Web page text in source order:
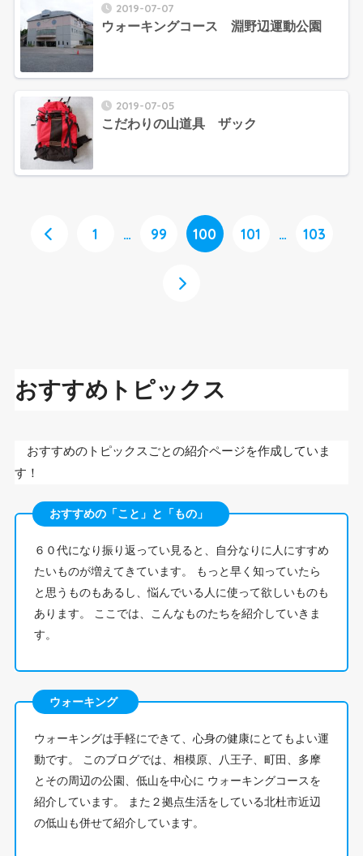
2019-07-07
ウォーキングコース 淵野辺運動公園
2019-07-05
こだわりの山道具 ザック
1 … 99 100 101 … 103
おすすめトピックス
おすすめのトピックスごとの紹介ページを作成していま
す！
おすすめの「こと」と「もの」
６０代になり振り返ってい見ると、自分なりに人にすすめ
たいものが増えてきています。 もっと早く知っていたら
と思うものもあるし、悩んでいる人に使って欲しいものも
あります。 ここでは、こんなものたちを紹介していきま
す。
ウォーキング
ウォーキングは手軽にできて、心身の健康にとてもよい運
動です。 このブログでは、相模原、八王子、町田、多摩
とその周辺の公園、低山を中心に ウォーキングコースを
紹介しています。 また２拠点生活をしている北杜市近辺
の低山も併せて紹介しています。